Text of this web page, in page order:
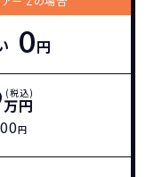
0円
万円
(税込)
円